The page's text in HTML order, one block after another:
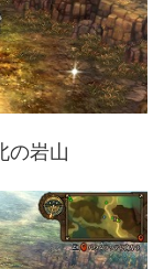
の岩山